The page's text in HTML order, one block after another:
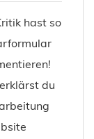
hast so
du